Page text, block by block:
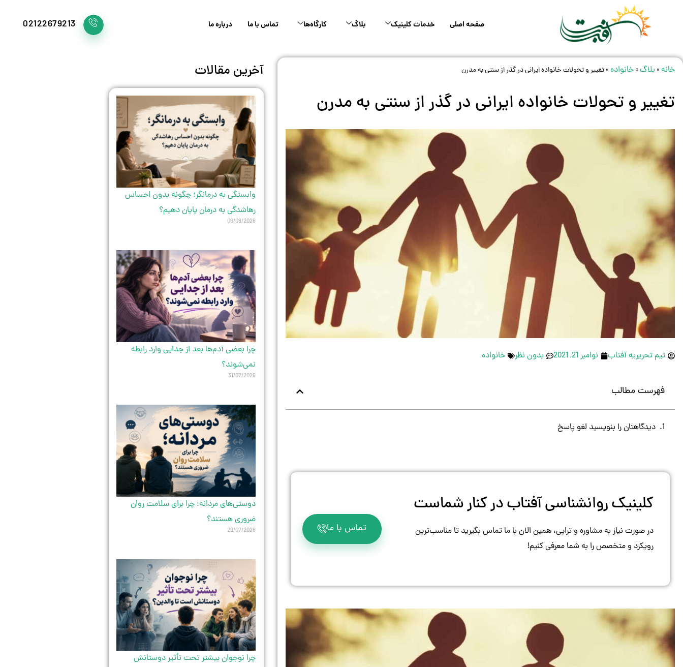
صفحه اصلی خدمات کلینیک بلاگ کارگاه‌ها تماس با ما درباره ما 02122679213
خانه» بلاگ»خانواده»تغییر و تحولات خانواده ایرانی در گذر از سنتی به مدرن
تغییر و تحولات خانواده ایرانی در گذر از سنتی به مدرن
تیم تحریریه آفتاب نوامبر 21, 2021 بدون نظر خانواده
فهرست مطالب
دیدگاهتان را بنویسید لغو پاسخ
کلینیک روانشناسی آفتاب در کنار شماست
در صورت نیاز به مشاوره و تراپی، همین الان با ما تماس بگیرید تا مناسب‌ترین
رویکرد و متخصص را به شما معرفی کنیم!
تماس با ما
آخرین مقالات
وابستگی به درمانگر؛ چگونه بدون احساس
رهاشدگی به درمان پایان دهیم؟
06/08/2026
چرا بعضی آدم‌ها بعد از جدایی وارد رابطه
نمی‌شوند؟
31/07/2026
دوستی‌های مردانه؛ چرا برای سلامت روان
ضروری هستند؟
29/07/2026
چرا نوجوان بیشتر تحت تأثیر دوستانش